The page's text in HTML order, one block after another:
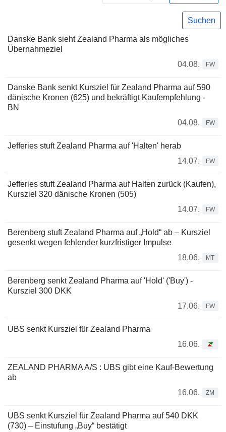
Suchen
Danske Bank sieht Zealand Pharma als mögliches
Übernahmeziel
04.08.
FW
Danske Bank senkt Kursziel für Zealand Pharma auf 590
dänische Kronen (625) und bekräftigt Kaufempfehlung -
BN
04.08.
FW
Jefferies stuft Zealand Pharma auf 'Halten' herab
14.07.
FW
Jefferies stuft Zealand Pharma auf Halten zurück (Kaufen),
Kursziel 320 dänische Kronen (505)
14.07.
FW
Berenberg stuft Zealand Pharma auf „Hold“ ab – Kursziel
gesenkt wegen fehlender kurzfristiger Impulse
18.06.
MT
Berenberg senkt Zealand Pharma auf 'Hold' ('Buy') -
Kursziel 300 DKK
17.06.
FW
UBS senkt Kursziel für Zealand Pharma
16.06.
ZEALAND PHARMA A/S : UBS gibt eine Kauf-Bewertung
ab
16.06.
ZM
UBS senkt Kursziel für Zealand Pharma auf 540 DKK
(730) – Einstufung „Buy“ bestätigt